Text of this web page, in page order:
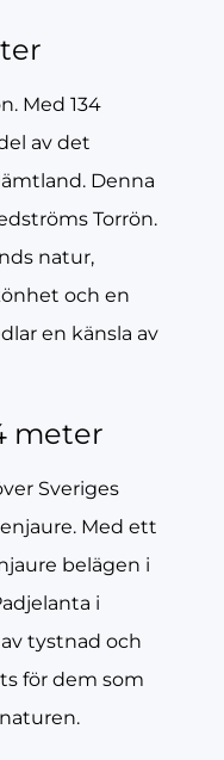
Med 134
av det
Denna
Torrön.
natur,
och en
en känsla av
meter
Sveriges
Med ett
belägen i
i
tystnad och
för dem som